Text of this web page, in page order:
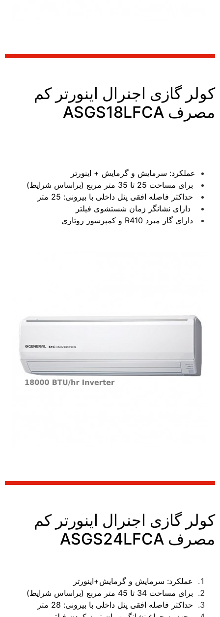
کولر گازی اجنرال اینورتر کم
مصرف ASGS18LFCA
عملکرد: سرمايش و گرمایش + اينورتر
برای مساحت 25 تا 35 متر مربع (براساس شرایط)
حداکثر فاصله افقی پنل داخلی با بیرونی: 25 متر
دارای نشانگر زمان شستشوی فیلتر
دارای گاز مبرد R410 و کمپرسور روتاری
کولر گازی اجنرال اینورتر کم
مصرف ASGS24LFCA
عملکرد: سرمايش و گرمایش+اينورتر
برای مساحت 34 تا 45 متر مربع (براساس شرایط)
حداکثر فاصله افقی پنل داخلی با بیرونی: 28 متر